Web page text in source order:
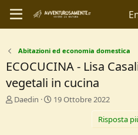
Abitazioni ed economia domestica
ECOCUCINA - Lisa
vegetali in cucina
C
Daedin
D
19 Ottobre 2022
Risposta